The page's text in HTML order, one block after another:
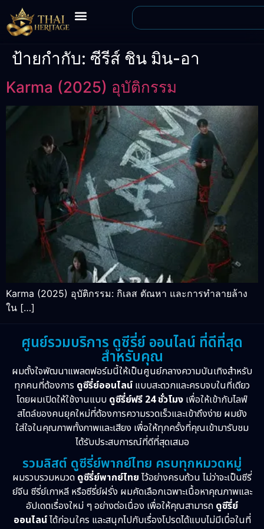
ป้ายกำกับ: ซีรีส์ ชิน มิน-อา
Karma (2025) อุบัติกรรม
Karma (2025) อุบัติกรรม: กิเลส ตัณหา และการทำลายล้าง
ใน […]
ศูนย์รวมบริการ ดูซีรี่ย์ ออนไลน์ ที่ดีที่สุด
สำหรับคุณ
ผมตั้งใจพัฒนาแพลตฟอร์มนี้ให้เป็นศูนย์กลางความบันเทิงสำหรับ
ทุกคนที่ต้องการ ดูซีรี่ย์ออนไลน์ แบบสะดวกและครบจบในที่เดียว
โดยผมเปิดให้ใช้งานแบบ ดูซีรี่ย์ฟรี 24 ชั่วโมง เพื่อให้เข้ากับไลฟ์
สไตล์ของคนยุคใหม่ที่ต้องการความรวดเร็วและเข้าถึงง่าย ผมยัง
ใส่ใจในคุณภาพทั้งภาพและเสียง เพื่อให้ทุกครั้งที่คุณเข้ามารับชม
ได้รับประสบการณ์ที่ดีที่สุดเสมอ
รวมลิสต์ ดูซีรี่ย์พากย์ไทย ครบทุกหมวดหมู่
ผมรวบรวมหมวด ดูซีรี่ย์พากย์ไทย ไว้อย่างครบถ้วน ไม่ว่าจะเป็นซีรี่
ย์จีน ซีรี่ย์เกาหลี หรือซีรี่ย์ฝรั่ง ผมคัดเลือกเฉพาะเนื้อหาคุณภาพและ
อัปเดตเรื่องใหม่ ๆ อย่างต่อเนื่อง เพื่อให้คุณสามารถ ดูซีรี่ย์
ออนไลน์ได้ก่อนใคร และสนุกไปกับเรื่องโปรดได้แบบไม่มีเบื่อในที่